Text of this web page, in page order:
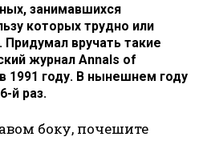
занимавшихся
которых трудно или
вручать такие
журнал Annals of
1991 году. В нынешнем году
й раз.
боку, почешите